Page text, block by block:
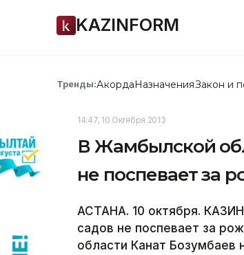
KAZINFORM
Тренды:АкордаНазначенияЗакон и
14:47, 10 Октября 2013
В Жамбылской
не поспевает за
АСТАНА. 10 октября.
садов не поспевает за
области Канат Бозумбаев